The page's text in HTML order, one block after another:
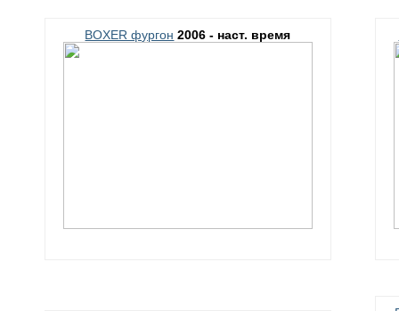
BOXER фургон 2006 - наст. время